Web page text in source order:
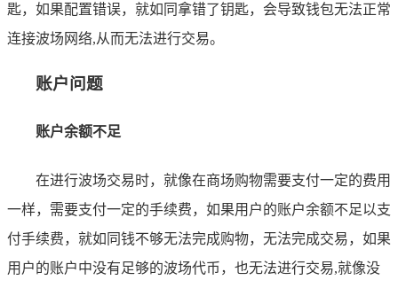
匙，如果配置错误，就如同拿错了钥匙，会导致钱包无法正常
连接波场网络,从而无法进行交易。
账户问题
账户余额不足
在进行波场交易时，就像在商场购物需要支付一定的费用
一样，需要支付一定的手续费，如果用户的账户余额不足以支
付手续费，就如同钱不够无法完成购物，无法完成交易，如果
用户的账户中没有足够的波场代币，也无法进行交易,就像没